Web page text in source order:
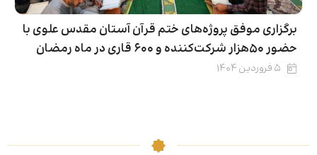
برگزاری موفق پروژه‌های ختم قرآن آستان مقدس علوی با
حضور ۵۰هزار شرکت‌کننده و ۶۰۰ قاری در ماه رمضان
۵ فروردین ۱۴۰۴